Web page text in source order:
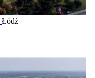
Łódź